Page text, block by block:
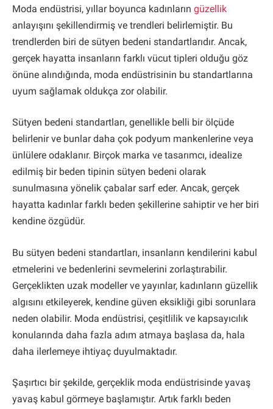
Moda endüstrisi, yıllar boyunca kadınların güzellik
anlayışını şekillendirmiş ve trendleri belirlemiştir. Bu
trendlerden biri de sütyen bedeni standartlarıdır. Ancak,
gerçek hayatta insanların farklı vücut tipleri olduğu göz
önüne alındığında, moda endüstrisinin bu standartlarına
uyum sağlamak oldukça zor olabilir.
Sütyen bedeni standartları, genellikle belli bir ölçüde
belirlenir ve bunlar daha çok podyum mankenlerine veya
ünlülere odaklanır. Birçok marka ve tasarımcı, idealize
edilmiş bir beden tipinin sütyen bedeni olarak
sunulmasına yönelik çabalar sarf eder. Ancak, gerçek
hayatta kadınlar farklı beden şekillerine sahiptir ve her biri
kendine özgüdür.
Bu sütyen bedeni standartları, insanların kendilerini kabul
etmelerini ve bedenlerini sevmelerini zorlaştırabilir.
Gerçeklikten uzak modeller ve yayınlar, kadınların güzellik
algısını etkileyerek, kendine güven eksikliği gibi sorunlara
neden olabilir. Moda endüstrisi, çeşitlilik ve kapsayıcılık
konularında daha fazla adım atmaya başlasa da, hala
daha ilerlemeye ihtiyaç duyulmaktadır.
Şaşırtıcı bir şekilde, gerçeklik moda endüstrisinde yavaş
yavaş kabul görmeye başlamıştır. Artık farklı beden